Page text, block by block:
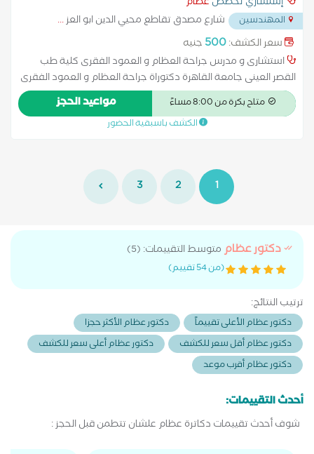
المهندسين شارع مصدق تقاطع محيي الدين ابو العز...
سعر الكشف:500 جنيه
استشارى و مدرس جراحة العظام و العمود الفقرى كلية طب
القصر العينى جامعة القاهرة دكتوراة جراحة العظام و العمود الفقرى
كلية طب القصر العينى جامعة القاهرة ماجستير جراحة العظام و
العمود الفقرى كلية طب القصر العينى جامعة القاهرة عضو الجمعية
المصرية لجراحه العظام و العمود الفقرى
متاح بكرة من 8:00 مساءً مواعيد الحجز
الكشف باسبقية الحضور
1
2
3
دكتور عظام متوسط التقييمات: (5)
(من 54 تقييم)
ترتيب النتائج:
دكتور عظام الأعلى تقييماً
دكتور عظام الأكثر حجزا
دكتور عظام أقل سعر للكشف
دكتور عظام أعلى سعر للكشف
دكتور عظام أقرب موعد
أحدث التقييمات:
شوف أحدث تقييمات دكاترة عظام علشان تتطمن قبل الحجز :